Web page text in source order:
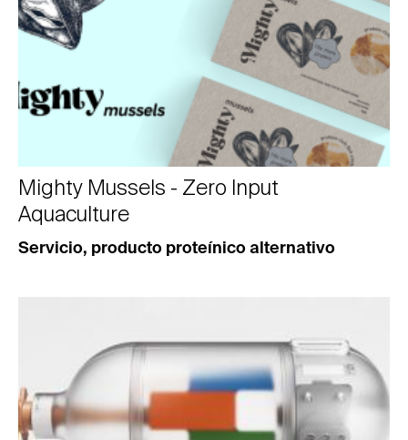
Mighty Mussels - Zero Input
Aquaculture
Servicio, producto proteínico alternativo